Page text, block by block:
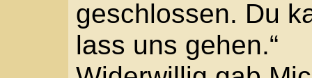
nach vorn, streckte
raus. Wartet.